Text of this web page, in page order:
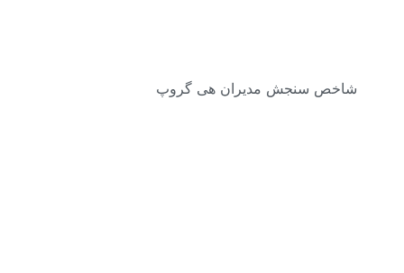
شاخص سنجش مدیران هی گروپ